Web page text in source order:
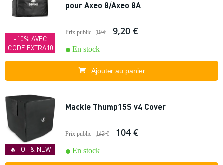
-10% AVEC
CODE EXTRA10
pour Axeo 8/Axeo 8A
Prix public 19 € 9,20 €
En stock
Ajouter au panier
🔥HOT & NEW
Mackie Thump15S v4 Cover
Prix public 143 € 104 €
En stock